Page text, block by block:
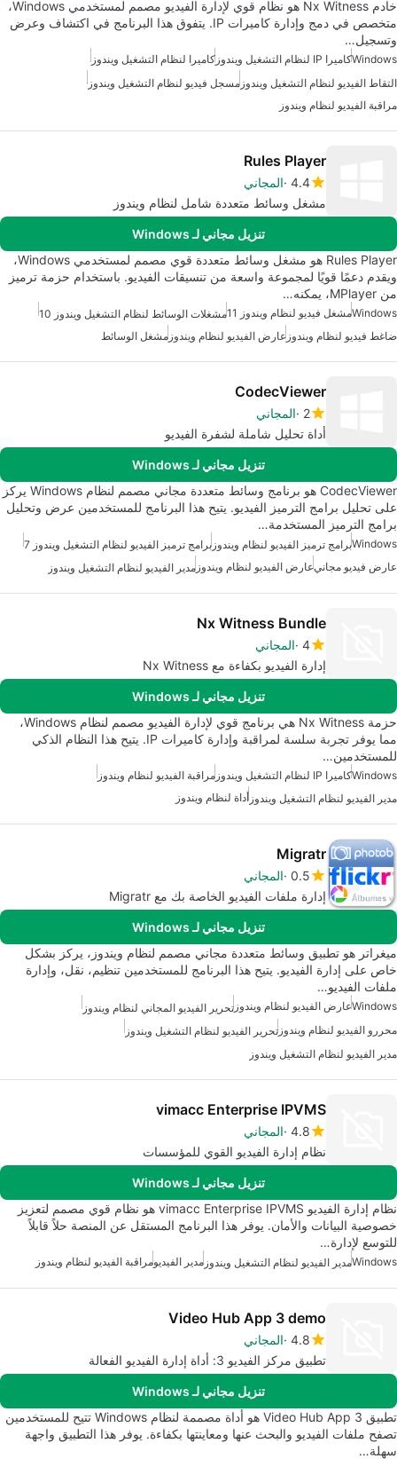
خادم Nx Witness هو نظام قوي لإدارة الفيديو مصمم لمستخدمي Windows،
متخصص في دمج وإدارة كاميرات IP. يتفوق هذا البرنامج في اكتشاف وعرض
وتسجيل…
Windowsكاميرا IP لنظام التشغيل ويندوز
كاميرا لنظام التشغيل ويندوز
التقاط الفيديو لنظام التشغيل ويندوز مسجل فيديو لنظام التشغيل ويندوز
مراقبة الفيديو لنظام ويندوز
Rules Player
4.4 المجاني
مشغل وسائط متعددة شامل لنظام ويندوز
تنزيل مجاني لـ Windows
Rules Player هو مشغل وسائط متعددة قوي مصمم لمستخدمي Windows،
ويقدم دعمًا قويًا لمجموعة واسعة من تنسيقات الفيديو. باستخدام حزمة ترميز
من MPlayer، يمكنه…
Windowsمشغل فيديو لنظام ويندوز 11
مشغلات الوسائط لنظام التشغيل ويندوز 10
ضاغط فيديو لنظام ويندوز عارض الفيديو لنظام ويندوز مشغل الوسائط
CodecViewer
2 المجاني
أداة تحليل شاملة لشفرة الفيديو
تنزيل مجاني لـ Windows
CodecViewer هو برنامج وسائط متعددة مجاني مصمم لنظام Windows يركز
على تحليل برامج الترميز الفيديو. يتيح هذا البرنامج للمستخدمين عرض وتحليل
برامج الترميز المستخدمة…
Windowsبرامج ترميز الفيديو لنظام ويندوز برامج ترميز الفيديو لنظام التشغيل ويندوز 7
عارض فيديو مجانيعارض الفيديو لنظام ويندوز مدير الفيديو لنظام التشغيل ويندوز
Nx Witness Bundle
4 المجاني
إدارة الفيديو بكفاءة مع Nx Witness
تنزيل مجاني لـ Windows
حزمة Nx Witness هي برنامج قوي لإدارة الفيديو مصمم لنظام Windows،
مما يوفر تجربة سلسة لمراقبة وإدارة كاميرات IP. يتيح هذا النظام الذكي
للمستخدمين…
Windowsكاميرا IP لنظام التشغيل ويندوز
مراقبة الفيديو لنظام ويندوز
مدير الفيديو لنظام التشغيل ويندوز أداة لنظام ويندوز
Migratr
0.5 المجاني
إدارة ملفات الفيديو الخاصة بك مع Migratr
تنزيل مجاني لـ Windows
ميغراتر هو تطبيق وسائط متعددة مجاني مصمم لنظام ويندوز، يركز بشكل
خاص على إدارة الفيديو. يتيح هذا البرنامج للمستخدمين تنظيم، نقل، وإدارة
ملفات الفيديو…
Windowsعارض الفيديو لنظام ويندوز تحرير الفيديو المجاني لنظام ويندوز
محررو الفيديو لنظام ويندوز تحرير الفيديو لنظام التشغيل ويندوز
مدير الفيديو لنظام التشغيل ويندوز
vimacc Enterprise IPVMS
4.8 المجاني
نظام إدارة الفيديو القوي للمؤسسات
تنزيل مجاني لـ Windows
نظام إدارة الفيديو vimacc Enterprise IPVMS هو نظام قوي مصمم لتعزيز
خصوصية البيانات والأمان. يوفر هذا البرنامج المستقل عن المنصة حلاً قابلاً
للتوسع لإدارة…
Windowsمدير الفيديو لنظام التشغيل ويندوز مدير الفيديومراقبة الفيديو لنظام ويندوز
Video Hub App 3 demo
4.8 المجاني
تطبيق مركز الفيديو 3: أداة إدارة الفيديو الفعالة
تنزيل مجاني لـ Windows
تطبيق Video Hub App 3 هو أداة مصممة لنظام Windows تتيح للمستخدمين
تصفح ملفات الفيديو والبحث عنها ومعاينتها بكفاءة. يوفر هذا التطبيق واجهة
سهلة…